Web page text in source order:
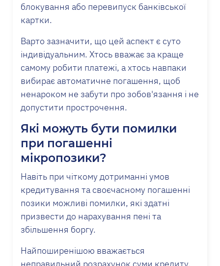
блокування або перевипуск банківської
картки.
Варто зазначити, що цей аспект є суто
індивідуальним. Хтось вважає за краще
самому робити платежі, а хтось навпаки
вибирає автоматичне погашення, щоб
ненароком не забути про зобов'язання і не
допустити прострочення.
Які можуть бути помилки
при погашенні
мікропозики?
Навіть при чіткому дотриманні умов
кредитування та своєчасному погашенні
позики можливі помилки, які здатні
призвести до нарахування пені та
збільшення боргу.
Найпоширенішою вважається